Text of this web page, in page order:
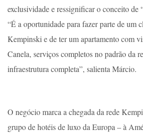
exclusividade e ressignificar o conceito de
“É a oportunidade para fazer parte de um
Kempinski e de ter um apartamento com
Canela, serviços completos no padrão da
infraestrutura completa”, salienta
O negócio marca a chegada da rede
grupo de hotéis de luxo da Europa – à